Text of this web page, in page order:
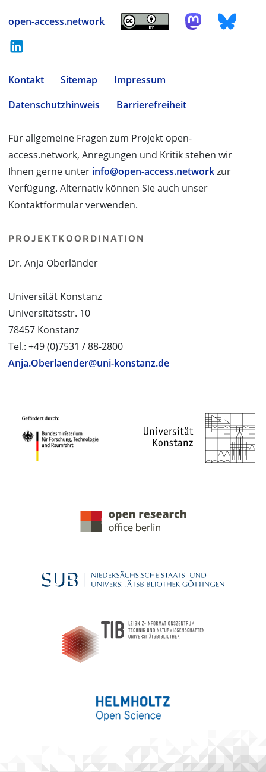
open-access.network
Kontakt Sitemap
Impressum
Datenschutzhinweis
Barrierefreiheit
Für allgemeine Fragen zum Projekt open-
access.network, Anregungen und Kritik stehen wir
Ihnen gerne unter info@open-access.networkzur
Verfügung. Alternativ können Sie auch unser
Kontaktformular verwenden.
PROJEKTKOORDINATION
Dr. Anja Oberländer
Universität Konstanz
Universitätsstr. 10
78457 Konstanz
Tel.: +49 (0)7531 / 88-2800
Anja.Oberlaender@uni-konstanz.de